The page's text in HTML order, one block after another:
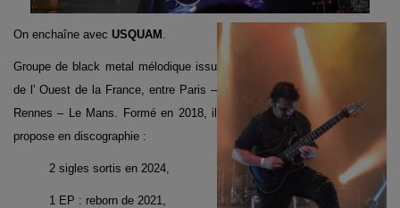
On enchaîne avec USQUAM .
Groupe de black metal mélodique issu
de l' Ouest de la France, entre Paris –
Rennes – Le Mans. Formé en 2018, il
propose en discographie :
2 sigles sortis en 2024,
1 EP : reborn de 2021,